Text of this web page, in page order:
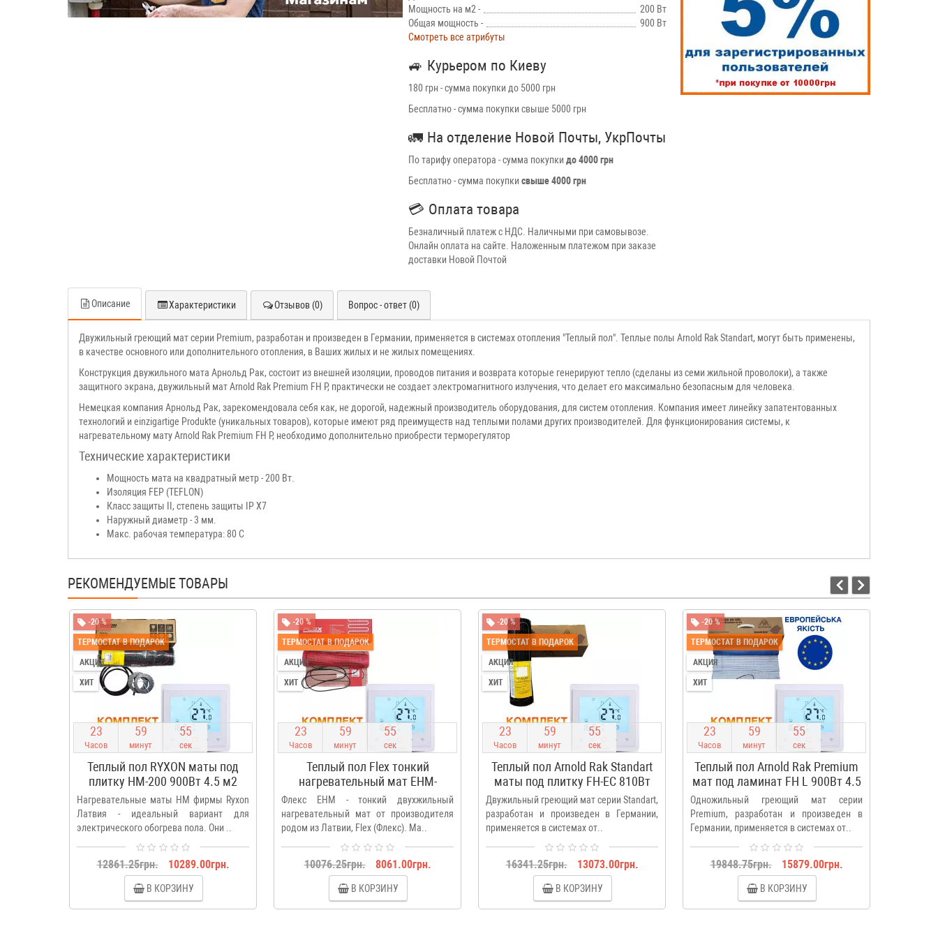
Мощность на м2 -
200 Вт
Общая мощность -
900 Вт
Смотреть все атрибуты
🚙 Курьером по Киеву
180 грн - сумма покупки до 5000 грн
Бесплатно - сумма покупки свыше 5000 грн
🚛 На отделение Новой Почты, УкрПочты
По тарифу оператора - сумма покупки до 4000 грн
Бесплатно - сумма покупки свыше 4000 грн
💳 Оплата товара
Безналичный платеж с НДС. Наличными при самовывозе.
Онлайн оплата на сайте. Наложенным платежом при заказе
доставки Новой Почтой
Описание Характеристики Отзывов (0) Вопрос - ответ (0)
Двужильный греющий мат серии Premium, разработан и произведен в Германии, применяется в системах отопления "Теплый пол". Теплые полы Arnold Rak Standart, могут быть применены,
в качестве основного или дополнительного отопления, в Ваших жилых и не жилых помещениях.
Конструкция двужильного мата Арнольд Рак, состоит из внешней изоляции, проводов питания и возврата которые генерируют тепло (сделаны из семи жильной проволоки), а также
защитного экрана, двужильный мат Arnold Rak Premium FH P, практически не создает электромагнитного излучения, что делает его максимально безопасным для человека.
Немецкая компания Арнольд Рак, зарекомендовала себя как, не дорогой, надежный производитель оборудования, для систем отопления. Компания имеет линейку запатентованных
технологий и einzigartige Produkte (уникальных товаров), которые имеют ряд преимуществ над теплыми полами других производителей. Для функционирования системы, к
нагревательному мату Arnold Rak Premium FH P, необходимо дополнительно приобрести терморегулятор
Технические характеристики
Мощность мата на квадратный метр - 200 Вт.
Изоляция FEP (TEFLON)
Класс защиты II, степень защиты IP X7
Наружный диаметр - 3 мм.
Макс. рабочая температура: 80 С
РЕКОМЕНДУЕМЫЕ ТОВАРЫ
-20 %
ТЕРМОСТАТ В ПОДАРОК
АКЦИЯ
ХИТ
23
Часов
59
минут
54
сек
Теплый пол RYXON маты под
плитку HM-200 900Вт 4.5 м2
Нагревательные маты HM фирмы Ryxon
Латвия - идеальный вариант для
электрического обогрева пола. Они ..
12861.25грн. 10289.00грн.
В КОРЗИНУ
-20 %
ТЕРМОСТАТ В ПОДАРОК
АКЦИЯ
ХИТ
23
Часов
59
минут
54
сек
Теплый пол Flex тонкий
нагревательный мат EHM-
175/4.5 787.5 Вт (0,5*9,0 м)
Флекс EHM - тонкий двухжильный
нагревательный мат от производителя
родом из Латвии, Flex (Флекс). Ма..
10076.25грн. 8061.00грн.
В КОРЗИНУ
-20 %
ТЕРМОСТАТ В ПОДАРОК
АКЦИЯ
ХИТ
23
Часов
59
минут
54
сек
Теплый пол Arnold Rak Standart
маты под плитку FH-EC 810Вт
4.5 м2
Двужильный греющий мат серии Standart,
разработан и произведен в Германии,
применяется в системах от..
16341.25грн. 13073.00грн.
В КОРЗИНУ
-20 %
ТЕРМОСТАТ В ПОДАРОК
АКЦИЯ
ХИТ
23
Часов
59
минут
54
сек
Теплый пол Arnold Rak Premium
мат под ламинат FH L 900Вт 4.5
м2
Одножильный греющий мат серии
Premium, разработан и произведен в
Германии, применяется в системах от..
19848.75грн. 15879.00грн.
В КОРЗИНУ